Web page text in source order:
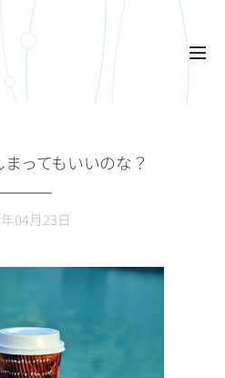
ってもいいのな？
04月23日